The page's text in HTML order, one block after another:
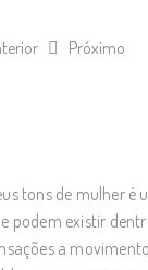
Próximo
tons de mulher
podem existir
a